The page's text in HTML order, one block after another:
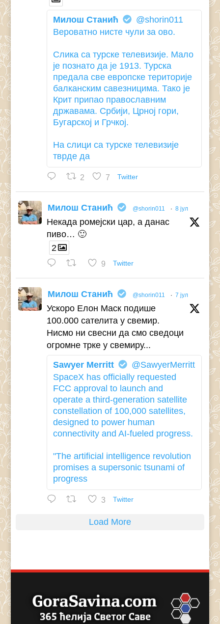
Милош Станић
@shorin011
Вероватно нисте чули за ово.
Слика са турске телевизије. Мало
је познато да је 1913. Турска
предала све европске територије
балканским савезницима. Тако је
Крит припао православним
државама. Србији, Црној гори,
Бугарској и Грчкој.
На слици са турске телевизије
тврде да
2 7 Twitter
Милош Станић @shorin011 · 8 јул
Некада ромејски цар, а данас
пиво… 🙂
2
9 Twitter
Милош Станић @shorin011 · 7 јул
Ускоро Елон Маск подише
100.000 сателита у свемир.
Нисмо ни свесни да смо сведоци
огромне трке у свемиру...
Sawyer Merritt
@SawyerMerritt
SpaceX has officially requested
FCC approval to launch and
operate a third-generation satellite
constellation of 100,000 satellites,
designed to power human
connectivity and AI-fueled progress.
"The artificial intelligence revolution
promises a supersonic tsunami of
progress
3 Twitter
Load More